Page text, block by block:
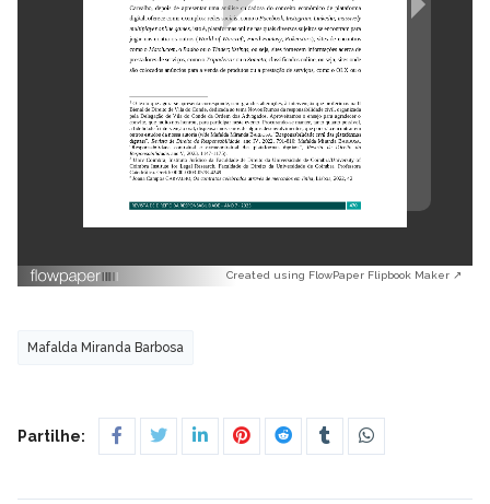
Created using FlowPaper Flipbook Maker ↗
Mafalda Miranda Barbosa
Partilhe: